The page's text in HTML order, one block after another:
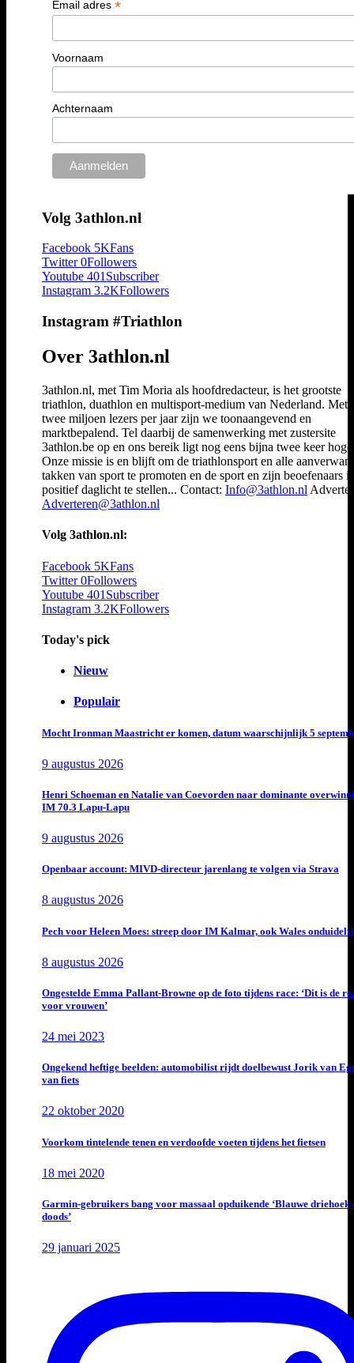
Email adres *
Voornaam
Achternaam
Volg 3athlon.nl
Facebook 5KFans
Twitter 0Followers
Youtube 401Subscriber
Instagram 3.2KFollowers
Instagram #Triathlon
Over 3athlon.nl
3athlon.nl, met Tim Moria als hoofdredacteur, is het grootste
triathlon, duathlon en multisport-medium van Nederland. Met
twee miljoen lezers per jaar zijn we toonaangevend en
marktbepalend. Tel daarbij de samenwerking met zustersite
3athlon.be op en ons bereik ligt nog eens bijna twee keer
Onze missie is en blijft om de triathlonsport en alle
takken van sport te promoten en de sport en zijn beoefenaars
positief daglicht te stellen... Contact: Info@3athlon.nl
Adverteren@3athlon.nl
Volg 3athlon.nl:
Facebook 5KFans
Twitter 0Followers
Youtube 401 Subscriber
Instagram 3.2KFollowers
Today's pick
Nieuw
Populair
Mocht Ironman Maastricht er komen, datum waarschijnlijk 5
9 augustus 2026
Henri Schoeman en Natalie van Coevorden naar dominante
IM 70.3 Lapu-Lapu
9 augustus 2026
Openbaar account: MIVD-directeur jarenlang te volgen via Strava
8 augustus 2026
Pech voor Heleen Moes: streep door IM Kalmar, ook Wales
8 augustus 2026
Ongestelde Emma Pallant-Browne op de foto tijdens race: ‘Dit is de
voor vrouwen’
24 mei 2023
Ongekend heftige beelden: automobilist rijdt doelbewust Jorik van
van fiets
22 oktober 2020
Voorkom tintelende tenen en verdoofde voeten tijdens het fietsen
18 mei 2020
Garmin-gebruikers bang voor massaal opduikende ‘Blauwe driehoek
doods’
29 januari 2025